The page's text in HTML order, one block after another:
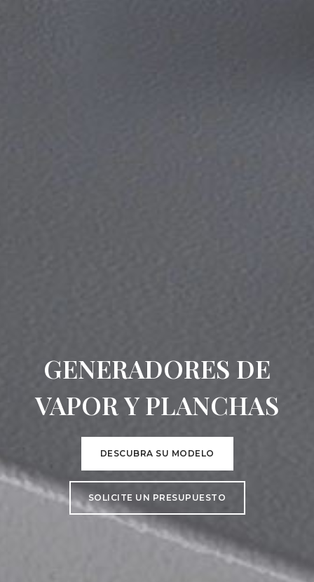
GENERADORES DE
VAPOR Y PLANCHAS
DESCUBRA SU MODELO
SOLICITE UN PRESUPUESTO